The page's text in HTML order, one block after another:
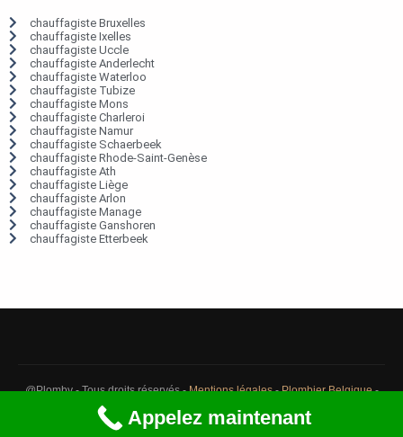
chauffagiste Bruxelles
chauffagiste Ixelles
chauffagiste Uccle
chauffagiste Anderlecht
chauffagiste Waterloo
chauffagiste Tubize
chauffagiste Mons
chauffagiste Charleroi
chauffagiste Namur
chauffagiste Schaerbeek
chauffagiste Rhode-Saint-Genèse
chauffagiste Ath
chauffagiste Liège
chauffagiste Arlon
chauffagiste Manage
chauffagiste Ganshoren
chauffagiste Etterbeek
@Plomby - Tous droits réservés -Mentions légales-Plombier Belgique-
Débouchage Belgique
Appelez maintenant